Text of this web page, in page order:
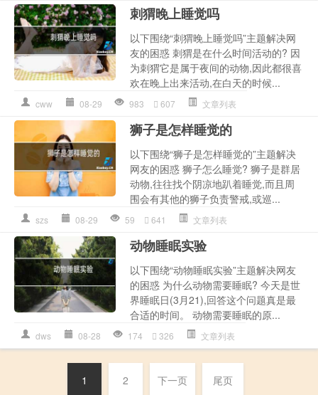
刺猬晚上睡觉吗
以下围绕“刺猬晚上睡觉吗”主题解决网
友的困惑 刺猬是在什么时间活动的? 因
为刺猬它是属于夜间的动物,因此都很喜
欢在晚上出来活动,在白天的时候...
cww 08-29 983 607 文章列表
狮子是怎样睡觉的
以下围绕“狮子是怎样睡觉的”主题解决
网友的困惑 狮子怎么睡觉? 狮子是群居
动物,往往找个阴凉地趴着睡觉,而且周
围会有其他的狮子负责警戒,或巡...
szs 08-29 59 641 文章列表
动物睡眠实验
以下围绕“动物睡眠实验”主题解决网友
的困惑 为什么动物需要睡眠? 今天是世
界睡眠日(3月21),回答这个问题真是最
合适的时间。 动物需要睡眠的原...
dws 08-28 174 326 文章列表
1 2 下一页 尾页